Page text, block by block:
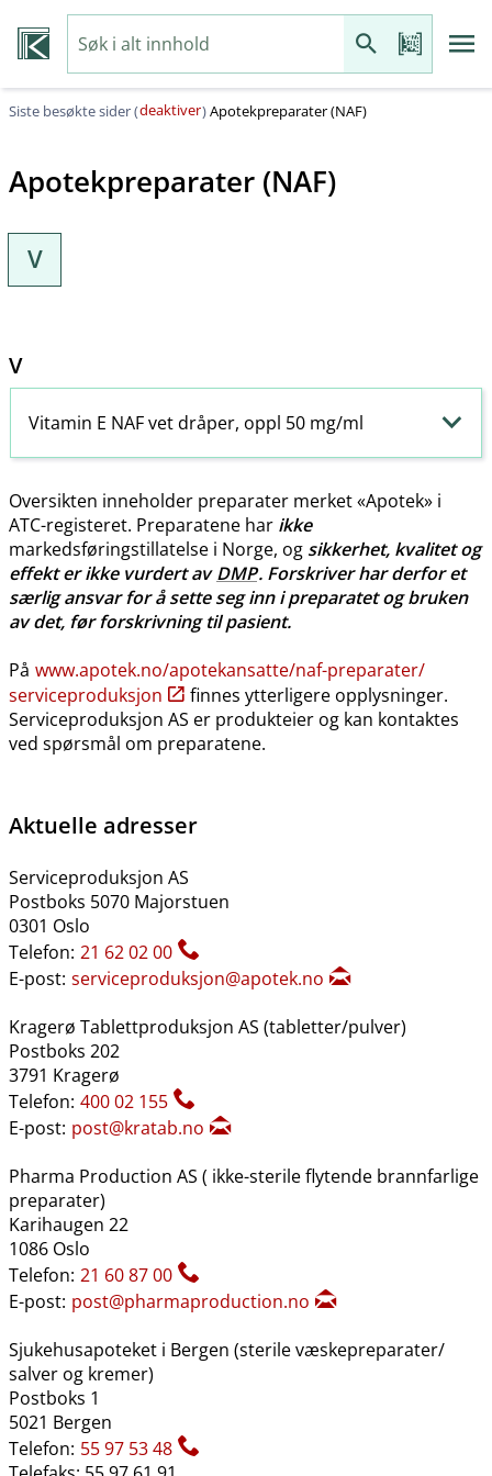
Siste besøkte sider (deaktiver)Apotekpreparater (NAF)
Apotekpreparater (NAF)
V
V
Vitamin E NAF vet dråper, oppl 50 mg/ml
Oversikten inneholder preparater merket «Apotek» i
ATC-registeret. Preparatene har ikke
markedsføringstillatelse i Norge, og sikkerhet, kvalitet og
effekt er ikke vurdert avDMP. Forskriver har derfor et
særlig ansvar for å sette seg inn i preparatet og bruken
av det, før forskrivning til pasient.
På www.apotek.no​/​apotekansatte​/​naf-preparater​/​
serviceproduksjon
finnes ytterligere opplysninger.
Serviceproduksjon AS er produkteier og kan kontaktes
ved spørsmål om preparatene.
Aktuelle adresser
Serviceproduksjon AS
Postboks 5070 Majorstuen
0301 Oslo
Telefon: 21 62 02 00
E-post: serviceproduksjon@apotek.no
Kragerø Tablettproduksjon AS (tabletter​/​pulver)
Postboks 202
3791 Kragerø
Telefon: 400 02 155
E-post: post@kratab.no
Pharma Production AS ( ikke-sterile flytende brannfarlige
preparater)
Karihaugen 22
1086 Oslo
Telefon: 21 60 87 00
E-post: post@pharmaproduction.no
Sjukehusapoteket i Bergen (sterile væskepreparater​/​
salver og kremer)
Postboks 1
5021 Bergen
Telefon: 55 97 53 48